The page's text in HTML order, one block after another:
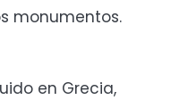
monumentos.
en Grecia,